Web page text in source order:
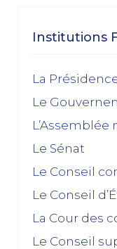
décembre
02/12/2025
La dissolution
17/11/2025
Budget 2026 : «
Institutions
La
Le
L’Assemblée
Le Sénat
Le Conseil
Le Conseil
La Cour des
Le Conseil